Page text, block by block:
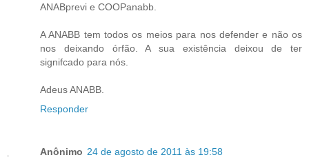
ANABprevi e COOPanabb.
A ANABB tem todos os meios para nos defender e não os
nos deixando órfão. A sua existência deixou de ter
signifcado para nós.
Adeus ANABB.
Responder
Anônimo 24 de agosto de 2011 às 19:58